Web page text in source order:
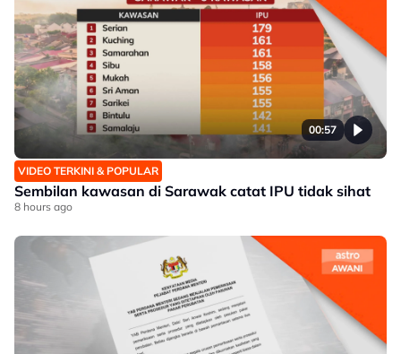
00:57
VIDEO TERKINI & POPULAR
Sembilan kawasan di Sarawak catat IPU tidak sihat
8 hours ago